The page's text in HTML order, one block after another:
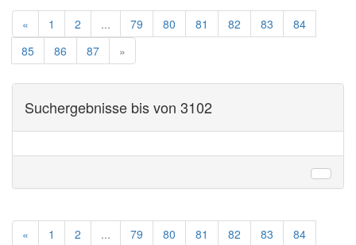
« 1 2 ... 79 80 81 82 83
84
85
86 87 »
Suchergebnisse bis von 3102
« 1 2 ... 79 80 81 82 83
84